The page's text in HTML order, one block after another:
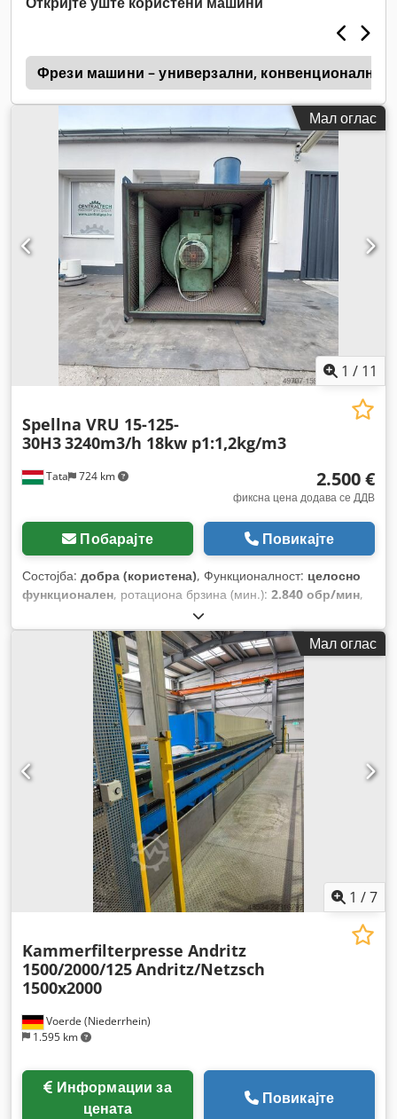
Фрези машини – универзални, конвенционални,
Мал оглас
1 / 11
Tata 724 km
Spellna VRU 15-125-
30H33240m3/h 18kw p1:1,2kg/m3
2.500 €
фиксна цена додава се ДДВ
Побарајте Повикајте
Состојба: добра (користена), Функционалност: целосно
функционален, ротациона брзина (мин.): 2.840 обр/мин,
3.240 m³/ч
18 kW (24,47 коњски сили),
Мал оглас
1 /7
Voerde (Niederrhein)
1.595 km
Kammerfilterpresse Andritz
1500/2000/125Andritz/Netzsch
1500x2000
цената
Повикајте